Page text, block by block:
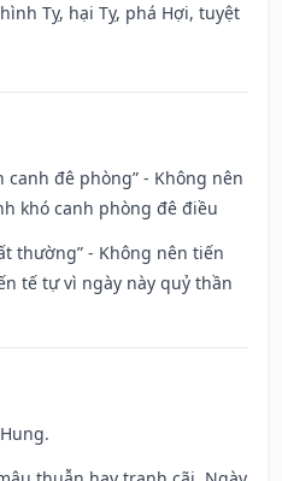
Tỵ, hại Tỵ, phá Hợi, tuyệt
canh đê phòng” - Không nên
khó canh phòng đê điều
thường” - Không nên tiến
tế tự vì ngày này quỷ thần